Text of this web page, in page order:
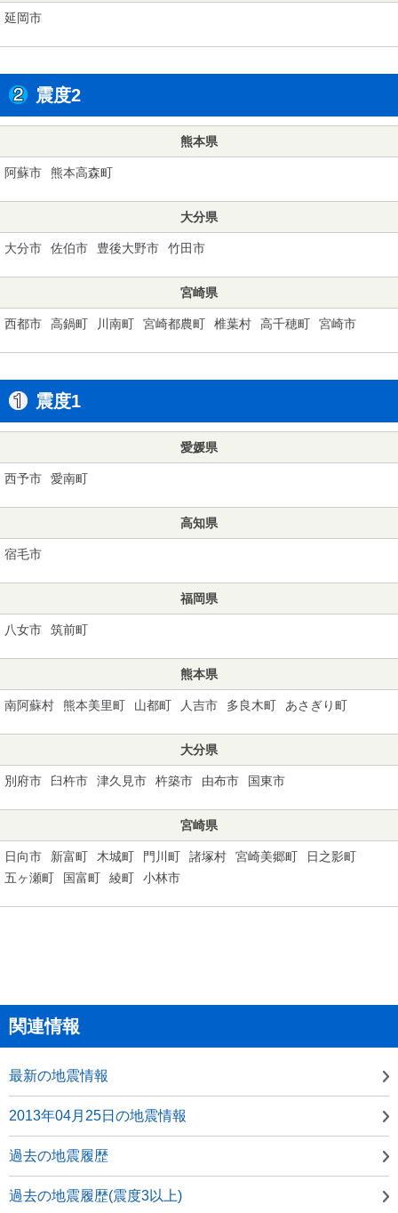
延岡市
震度2
熊本県
阿蘇市 熊本高森町
大分県
大分市 佐伯市 豊後大野市 竹田市
宮崎県
西都市 高鍋町 川南町 宮崎都農町 椎葉村 高千穂町 宮崎市
震度1
愛媛県
西予市 愛南町
高知県
宿毛市
福岡県
八女市 筑前町
熊本県
南阿蘇村 熊本美里町 山都町 人吉市 多良木町 あさぎり町
大分県
別府市 臼杵市 津久見市 杵築市 由布市 国東市
宮崎県
日向市 新富町 木城町 門川町 諸塚村 宮崎美郷町
日之影町
五ヶ瀬町
国富町 綾町 小林市
関連情報
最新の地震情報
2013年04月25日の地震情報
過去の地震履歴
過去の地震履歴(震度3以上)